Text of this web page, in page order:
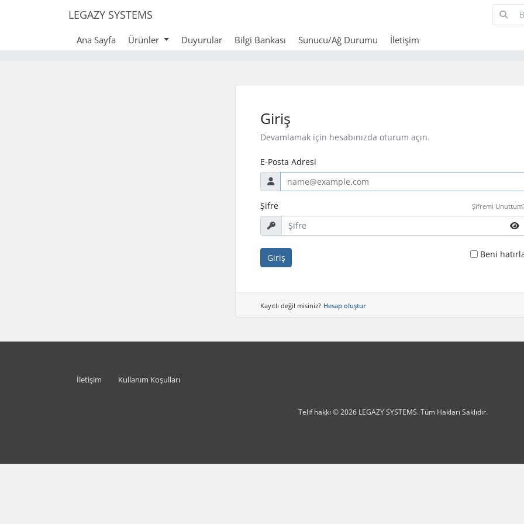
LEGAZY SYSTEMS
Ana Sayfa Ürünler Duyurular Bilgi Bankası Sunucu/Ağ Durumu İletişim
Giriş
Devamlamak için hesabınızda oturum açın.
E-Posta Adresi
Şifre Şifremi
Giriş Beni
Kayıtlı değil misiniz? Hesap oluştur
İletişim Kullanım Koşulları
Telif hakkı © 2026 LEGAZY SYSTEMS. Tüm Hakları Saklıdır.